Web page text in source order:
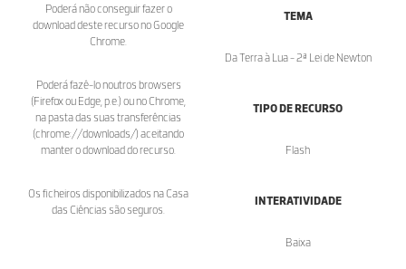
Poderá não conseguir fazer o
download deste recurso no Google
Chrome.
Poderá fazê-lo noutros browsers
(Firefox ou Edge, p.e.) ou no Chrome,
na pasta das suas transferências
(chrome://downloads/) aceitando
manter o download do recurso.
Os ficheiros disponibilizados na Casa
das Ciências são seguros.
TEMA
Da Terra à Lua - 2ª Lei de Newton
TIPO DE RECURSO
Flash
INTERATIVIDADE
Baixa